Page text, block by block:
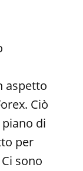
aspetto
Ciò
di
per
sono